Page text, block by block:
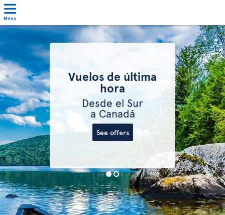
Menu
Vuelos de última
hora
Desde el Sur
a Canadá
See offers